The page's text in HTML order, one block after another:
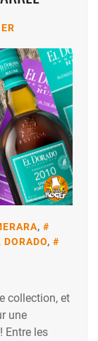
,
DORADO,
collection, et
une
Entre les